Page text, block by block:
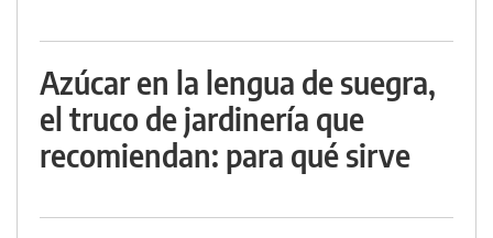
Azúcar en la lengua de suegra,
el truco de jardinería que
recomiendan: para qué sirve